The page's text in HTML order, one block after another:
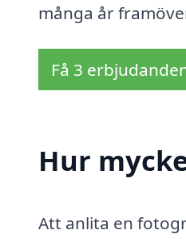
många år
Få 3
Hur
Att anlita en